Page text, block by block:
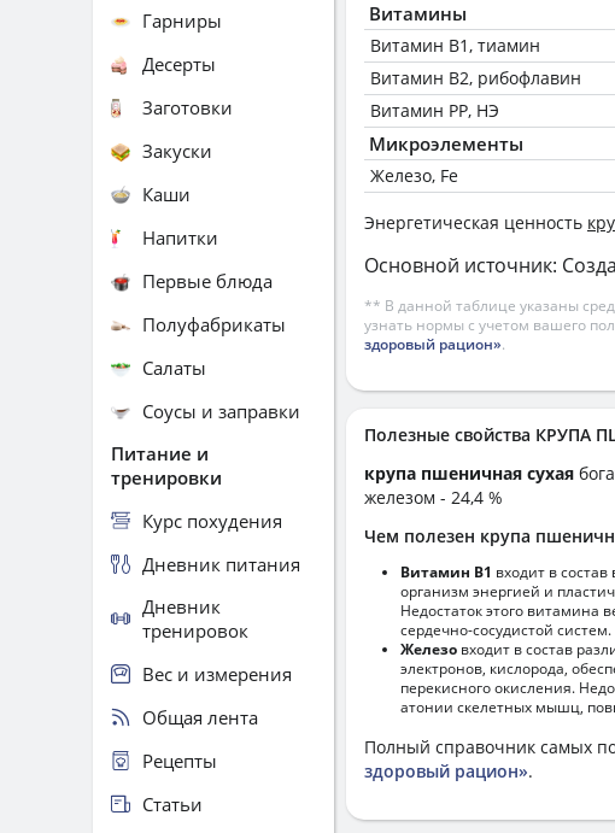
Витамины
Витамин В1, тиамин
Витамин В2, рибофлавин
Витамин РР, НЭ
Микроэлементы
Железо, Fe
Энергетическая ценность
Основной источник:
** В данной таблице указаны
узнать нормы с учетом вашего
здоровый рацион».
Полезные свойства КРУПА
крупа пшеничная сухая
железом - 24,4 %
Чем полезен крупа
Витамин В1 входит в
организм энергией и
Недостаток этого
сердечно-сосудистой систем.
Железо входит в состав
электронов, кислорода,
перекисного окисления.
атонии скелетных мышц,
Полный справочник самых
здоровый рацион».
Гарниры
Десерты
Заготовки
Закуски
Каши
Напитки
Первые блюда
Полуфабрикаты
Салаты
Соусы и заправки
Питание и
тренировки
Курс похудения
Дневник питания
Дневник
тренировок
Вес и измерения
Общая лента
Рецепты
Статьи